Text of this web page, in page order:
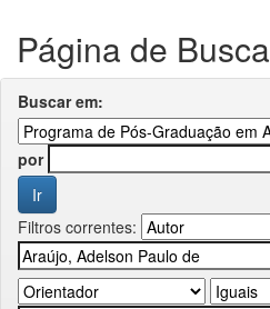
Página de Busca
Buscar em:
por
Filtros correntes: